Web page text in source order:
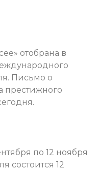
отобрана в
Письмо о
престижного
по 12 ноября
состоится 12